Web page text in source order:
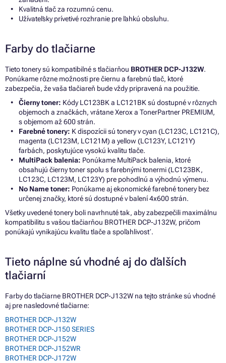
Kvalitná tlač za rozumnú cenu.
Užívateľsky prívetivé rozhranie pre ľahkú obsluhu.
Farby do tlačiarne
Tieto tonery sú kompatibilné s tlačiarňou BROTHER DCP-J132W.
Ponúkame rôzne možnosti pre čiernu a farebnú tlač, ktoré
zabezpečia, že vaša tlačiareň bude vždy pripravená na použitie.
Čierny toner: Kódy LC123BK a LC121BK sú dostupné v rôznych
objemoch a značkách, vrátane Xerox a TonerPartner PREMIUM,
s objemom až 600 strán.
Farebné tonery: K dispozícii sú tonery v cyan (LC123C, LC121C),
magenta (LC123M, LC121M) a yellow (LC123Y, LC121Y)
farbách, poskytujúce vysokú kvalitu tlače.
MultiPack balenia: Ponúkame MultiPack balenia, ktoré
obsahujú čierny toner spolu s farebnými tonermi (LC123BK,
LC123C, LC123M, LC123Y) pre pohodlnú a výhodnú výmenu.
No Name toner: Ponúkame aj ekonomické farebné tonery bez
určenej značky, ktoré sú dostupné v balení 4x600 strán.
Všetky uvedené tonery boli navrhnuté tak, aby zabezpečili maximálnu
kompatibilitu s vašou tlačiarňou BROTHER DCP-J132W, pričom
ponúkajú vynikajúcu kvalitu tlače a spoľahlivosť.
Tieto náplne sú vhodné aj do ďalších
tlačiarní
Farby do tlačiarne BROTHER DCP-J132W na tejto stránke sú vhodné
aj pre nasledovné tlačiarne:
BROTHER DCP-J132W
BROTHER DCP-J150 SERIES
BROTHER DCP-J152W
BROTHER DCP-J152WR
BROTHER DCP-J172W